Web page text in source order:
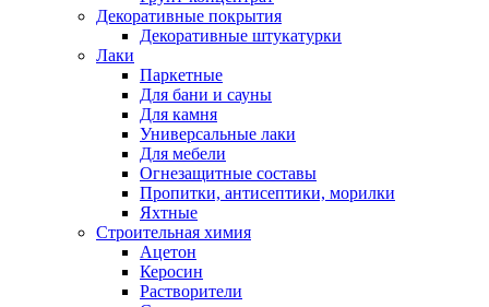
Декоративные покрытия
Декоративные штукатурки
Лаки
Паркетные
Для бани и сауны
Для камня
Универсальные лаки
Для мебели
Огнезащитные составы
Пропитки, антисептики, морилки
Яхтные
Строительная химия
Ацетон
Керосин
Растворители